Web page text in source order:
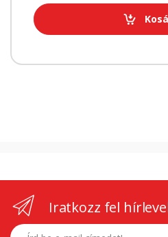
Iratkozz fel
E-mail címed